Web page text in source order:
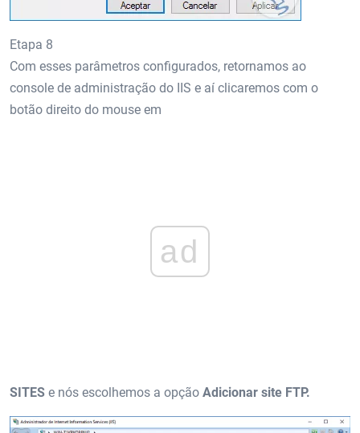
Etapa 8
Com esses parâmetros configurados, retornamos ao
console de administração do IIS e aí clicaremos com o
botão direito do mouse em
ad
SITES e nós escolhemos a opção Adicionar site FTP.